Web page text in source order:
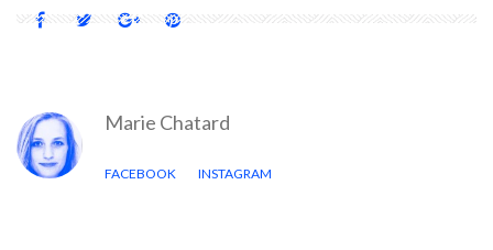
Marie Chatard
FACEBOOK INSTAGRAM